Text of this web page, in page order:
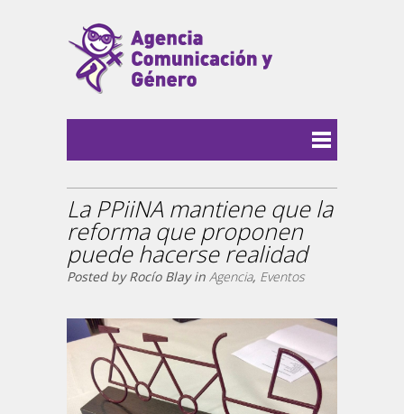
La PPiiNA mantiene que la
reforma que proponen
puede hacerse realidad
Posted by Rocío Blay in Agencia, Eventos